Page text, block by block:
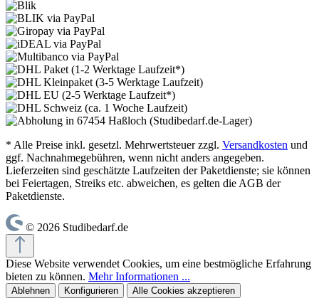
* Alle Preise inkl. gesetzl. Mehrwertsteuer zzgl. Versandkosten und
ggf. Nachnahmegebühren, wenn nicht anders angegeben.
Lieferzeiten sind geschätzte Laufzeiten der Paketdienste; sie können
bei Feiertagen, Streiks etc. abweichen, es gelten die AGB der
Paketdienste.
© 2026 Studibedarf.de
Diese Website verwendet Cookies, um eine bestmögliche Erfahrung
bieten zu können. Mehr Informationen ...
Ablehnen Konfigurieren Alle Cookies akzeptieren